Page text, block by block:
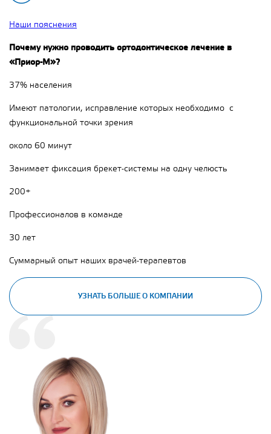
Наши пояснения
Почему нужно проводить ортодонтическое лечение в
«Приор-М»?
37% населения
Имеют патологии, исправление которых необходимо с
функциональной точки зрения
около 60 минут
Занимает фиксация брекет-системы на одну челюсть
200+
Профессионалов в команде
30 лет
Суммарный опыт наших врачей-терапевтов
УЗНАТЬ БОЛЬШЕ О КОМПАНИИ